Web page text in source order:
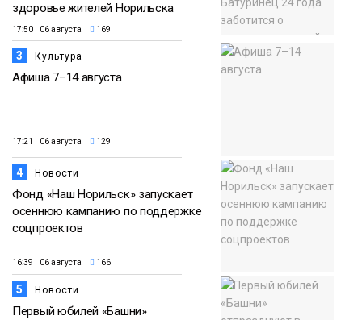
здоровье жителей Норильска
17:50 06 августа 169
3 Культура
Афиша 7–14 августа
17:21 06 августа 129
4 Новости
Фонд «Наш Норильск» запускает
осеннюю кампанию по поддержке
соцпроектов
16:39 06 августа 166
5 Новости
Первый юбилей «Башни»